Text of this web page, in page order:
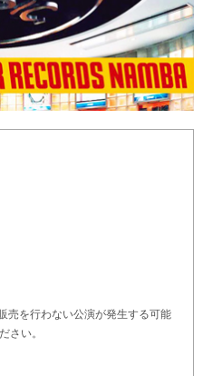
売を行わない公演が発生する可能
さい。